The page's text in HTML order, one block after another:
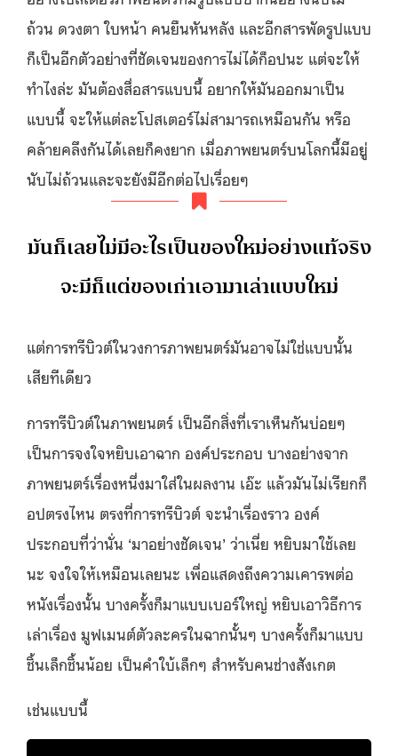
ถ้วน ดวงตา ใบหน้า คนยืนหันหลัง และอีกสารพัดรูปแบบ
ก็เป็นอีกตัวอย่างที่ชัดเจนของการไม่ได้ก็อปนะ แต่จะให้
ทำไงล่ะ มันต้องสื่อสารแบบนี้ อยากให้มันออกมาเป็น
แบบนี้ จะให้แต่ละโปสเตอร์ไม่สามารถเหมือนกัน หรือ
คล้ายคลึงกันได้เลยก็คงยาก เมื่อภาพยนตร์บนโลกนี้มีอยู่
นับไม่ถ้วนและจะยังมีอีกต่อไปเรื่อยๆ
มันก็เลยไม่มีอะไรเป็นของใหม่อย่างแท้จริง
จะมีก็แต่ของเก่าเอามาเล่าแบบใหม่
แต่การทรีบิวต์ในวงการภาพยนตร์มันอาจไม่ใช่แบบนั้น
เสียทีเดียว
การทรีบิวต์ในภาพยนตร์ เป็นอีกสิ่งที่เราเห็นกันบ่อยๆ
เป็นการจงใจหยิบเอาฉาก องค์ประกอบ บางอย่างจาก
ภาพยนตร์เรื่องหนึ่งมาใส่ในผลงาน เอ๊ะ แล้วมันไม่เรียกก็
อปตรงไหน ตรงที่การทรีบิวต์ จะนำเรื่องราว องค์
ประกอบที่ว่านั่น ‘มาอย่างชัดเจน’ ว่าเนี่ย หยิบมาใช้เลย
นะ จงใจให้เหมือนเลยนะ เพื่อแสดงถึงความเคารพต่อ
หนังเรื่องนั้น บางครั้งก็มาแบบเบอร์ใหญ่ หยิบเอาวิธีการ
เล่าเรื่อง มูฟเมนต์ตัวละครในฉากนั้นๆ บางครั้งก็มาแบบ
ชิ้นเล็กชิ้นน้อย เป็นคำใบ้เล็กๆ สำหรับคนช่างสังเกต
เช่นแบบนี้